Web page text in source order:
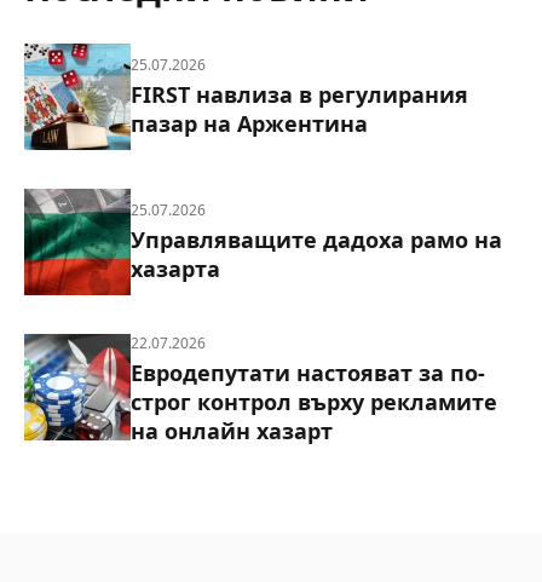
25.07.2026
FIRST навлиза в регулирания
пазар на Аржентина
25.07.2026
Управляващите дадоха рамо на
хазарта
22.07.2026
Евродепутати настояват за по-
строг контрол върху рекламите
на онлайн хазарт